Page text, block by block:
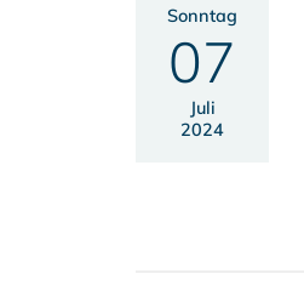
Sonntag
07
Juli
2024